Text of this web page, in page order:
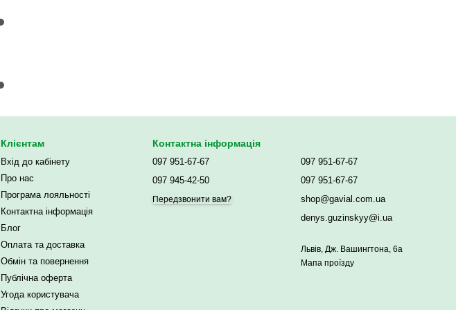
Клієнтам
Вхід до кабінету
Про нас
Програма лояльності
Контактна інформація
Блог
Оплата та доставка
Обмін та повернення
Публічна оферта
Угода користувача
Контактна інформація
097 951-67-67
097 945-42-50
Передзвонити вам?
097 951-67-67
097 951-67-67
shop@gavial.com.ua
denys.guzinskyy@i.ua
Львів, Дж. Вашингтона, 6а
Мапа проїзду